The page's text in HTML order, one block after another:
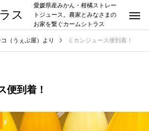
ス
愛媛県産みかん・柑橘ストレー
トジュース。農家とみなさまの
お家を繋ぐカームシトラス
（うぇぶ屋）より ミカンジュース便到着！
便到着！